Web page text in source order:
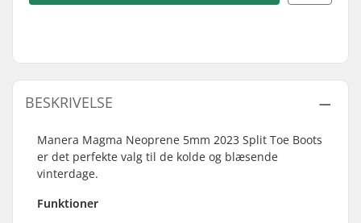
BESKRIVELSE
Manera Magma Neoprene 5mm 2023 Split Toe Boots
er det perfekte valg til de kolde og blæsende
vinterdage.
Funktioner